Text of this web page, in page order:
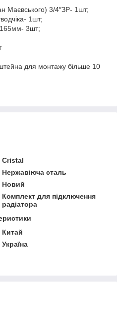
Маєвського) 3/4″ЗР- 1шт;
1шт;
3шт;
​​для монтажу більше 10
Cristal
Нержавіюча сталь
Новий
Комплект для підключення
радіатора
Китай
Україна